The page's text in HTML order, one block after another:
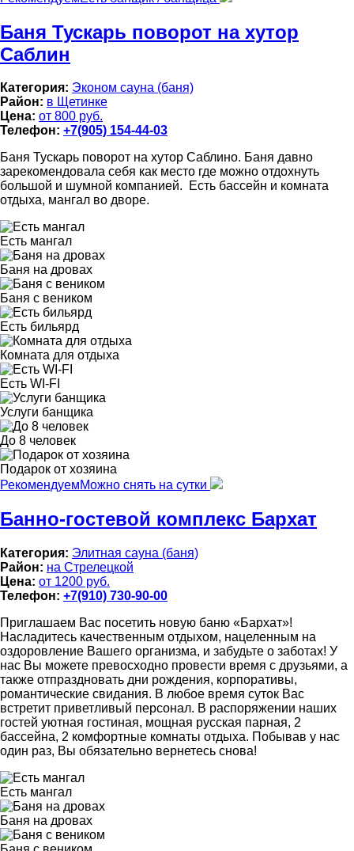
Баня Тускарь поворот на хутор
Саблин
Категория: Эконом сауна (баня)
Район: в Щетинке
Цена: от 800 руб.
Телефон: +7(905) 154-44-03
Баня Тускарь поворот на хутор Саблино. Баня давно
зарекомендовала себя как место где можно отдохнуть
большой и шумной компанией. Есть бассейн и комната
отдыха, мангал во дворе.
Есть мангал
Баня на дровах
Баня с веником
Есть бильярд
Комната для отдыха
Есть WI-FI
Услуги банщика
До 8 человек
Подарок от хозяина
РекомендуемМожно снять на сутки
Банно-гостевой комплекс Бархат
Категория: Элитная сауна (баня)
Район: на Стрелецкой
Цена: от 1200 руб.
Телефон: +7(910) 730-90-00
Приглашаем Вас посетить новую баню «Бархат»!
Насладитесь качественным отдыхом, нацеленным на
оздоровление Вашего организма, и забудьте о заботах! У
нас Вы можете превосходно провести время с друзьями, а
также отпраздновать дни рождения, корпоративы,
романтические свидания. В любое время суток Вас
встретит приветливый персонал. В распоряжении наших
гостей уютная гостиная, мощная русская парная, 2
бассейна, 2 комфортные комнаты отдыха. Побывав у нас
один раз, Вы обязательно вернетесь снова!
Есть мангал
Баня на дровах